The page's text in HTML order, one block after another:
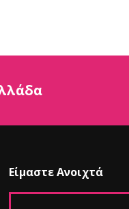
Είμαστε Ανοιχτά